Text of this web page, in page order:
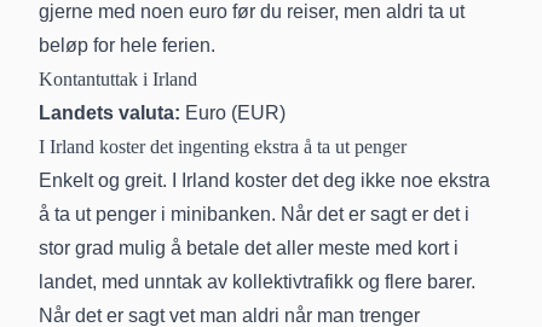
gjerne med noen euro før du reiser, men aldri ta ut
beløp for hele ferien.
Kontantuttak i Irland
Landets valuta: Euro (EUR)
I Irland koster det ingenting ekstra å ta ut penger
Enkelt og greit. I Irland koster det deg ikke noe ekstra
å ta ut penger i minibanken. Når det er sagt er det i
stor grad mulig å betale det aller meste med kort i
landet, med unntak av kollektivtrafikk og flere barer.
Når det er sagt vet man aldri når man trenger